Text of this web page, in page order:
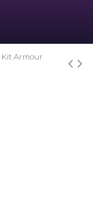
Kit Armour